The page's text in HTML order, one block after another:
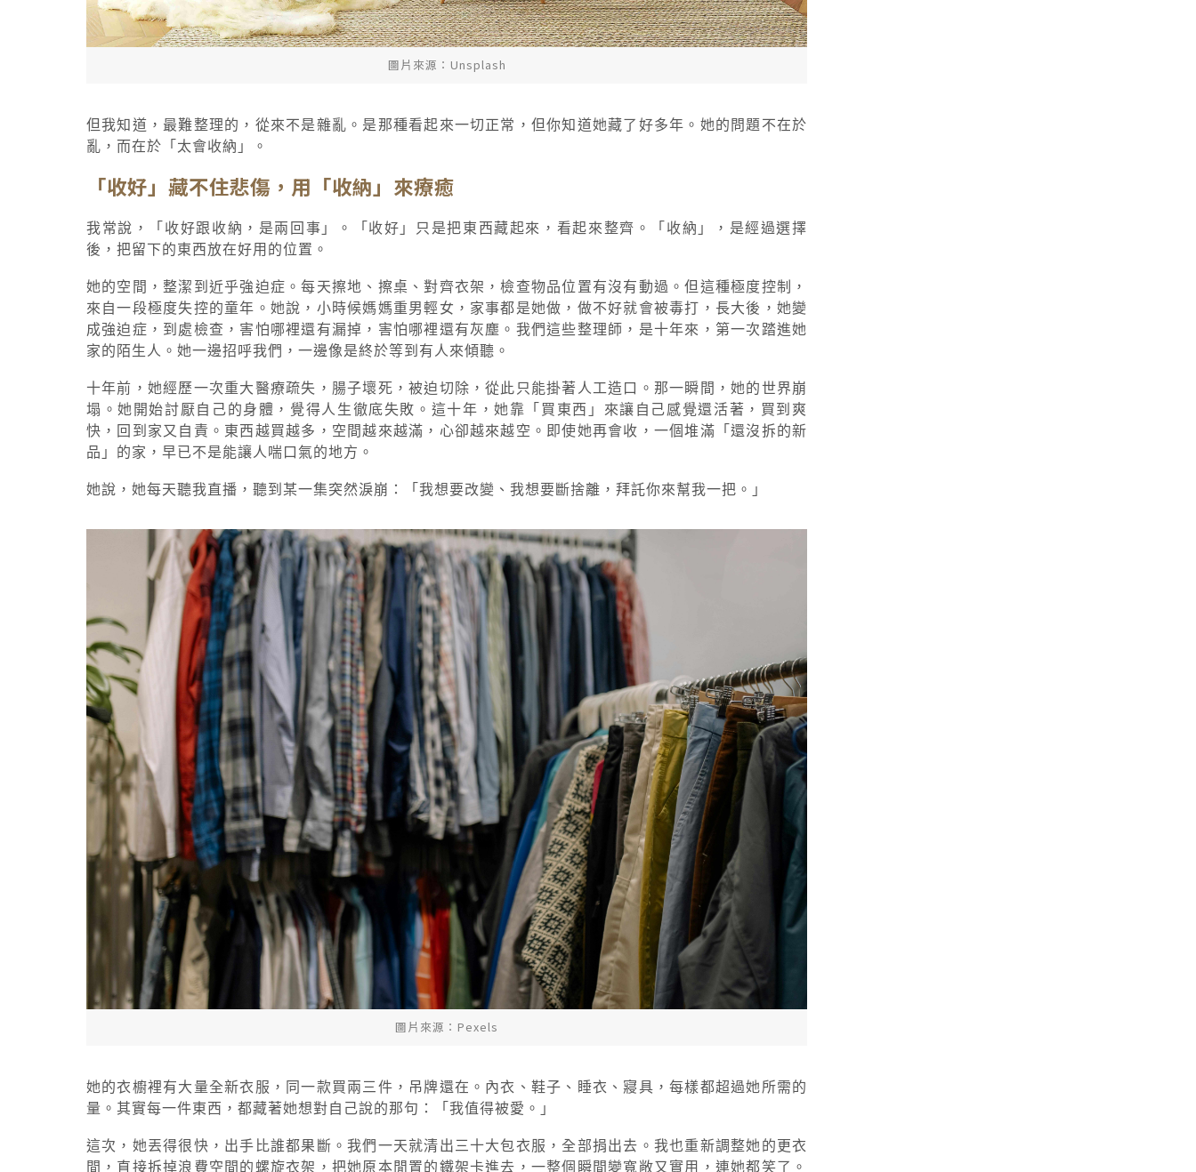
圖片來源：Unsplash
但我知道，最難整理的，從來不是雜亂。是那種看起來一切正常，但你知道她藏了好多年。她的問題不在於
亂，而在於「太會收納」。
「收好」藏不住悲傷，用「收納」來療癒
我常說，「收好跟收納，是兩回事」。「收好」只是把東西藏起來，看起來整齊。「收納」，是經過選擇
後，把留下的東西放在好用的位置。
她的空間，整潔到近乎強迫症。每天擦地、擦桌、對齊衣架，檢查物品位置有沒有動過。但這種極度控制，
來自一段極度失控的童年。她說，小時候媽媽重男輕女，家事都是她做，做不好就會被毒打，長大後，她變
成強迫症，到處檢查，害怕哪裡還有漏掉，害怕哪裡還有灰塵。我們這些整理師，是十年來，第一次踏進她
家的陌生人。她一邊招呼我們，一邊像是終於等到有人來傾聽。
十年前，她經歷一次重大醫療疏失，腸子壞死，被迫切除，從此只能掛著人工造口。那一瞬間，她的世界崩
塌。她開始討厭自己的身體，覺得人生徹底失敗。這十年，她靠「買東西」來讓自己感覺還活著，買到爽
快，回到家又自責。東西越買越多，空間越來越滿，心卻越來越空。即使她再會收，一個堆滿「還沒拆的新
品」的家，早已不是能讓人喘口氣的地方。
她說，她每天聽我直播，聽到某一集突然淚崩：「我想要改變、我想要斷捨離，拜託你來幫我一把。」
圖片來源：Pexels
她的衣櫥裡有大量全新衣服，同一款買兩三件，吊牌還在。內衣、鞋子、睡衣、寢具，每樣都超過她所需的
量。其實每一件東西，都藏著她想對自己說的那句：「我值得被愛。」
這次，她丟得很快，出手比誰都果斷。我們一天就清出三十大包衣服，全部捐出去。我也重新調整她的更衣
間，直接拆掉浪費空間的螺旋衣架，把她原本閒置的鐵架卡進去，一整個瞬間變寬敞又實用，連她都笑了。